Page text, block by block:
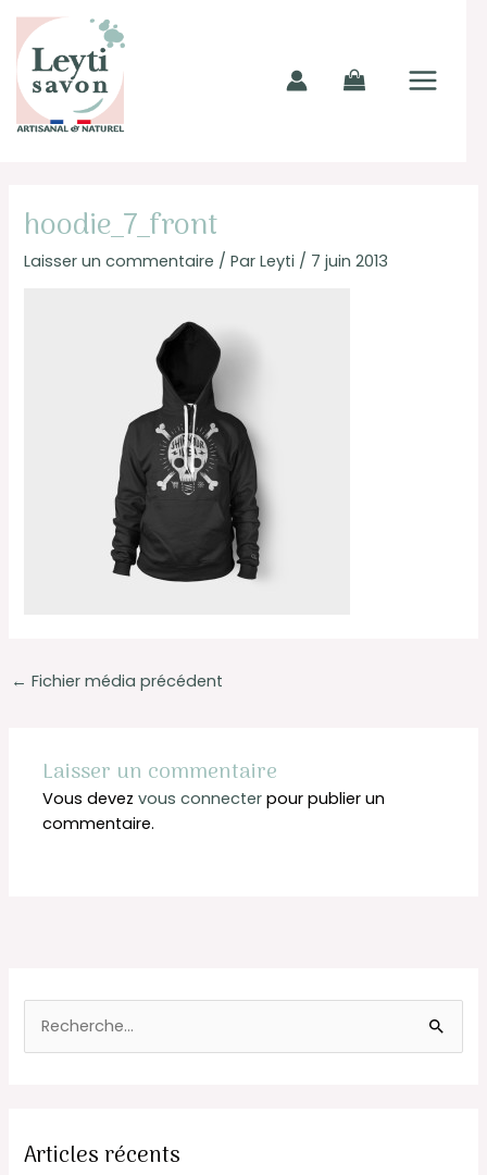
contenu
e
e
Articles récents
hoodie_7_front
Laisser un commentaire / ParLeyti / 7 juin 2013
articles
← Fichier média précédent
Laisser un commentaire
Vous devezvous connecter pour publier un
commentaire.